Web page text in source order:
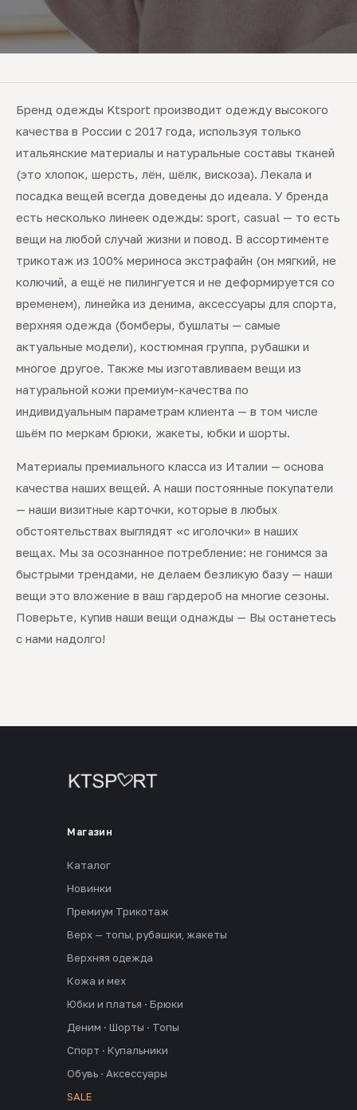
Бренд одежды Ktsport производит одежду высокого
качества в России с 2017 года, используя только
итальянские материалы и натуральные составы тканей
(это хлопок, шерсть, лён, шёлк, вискоза). Лекала и
посадка вещей всегда доведены до идеала. У бренда
есть несколько линеек одежды: sport, casual — то есть
вещи на любой случай жизни и повод. В ассортименте
трикотаж из 100% мериноса экстрафайн (он мягкий, не
колючий, а ещё не пилингуется и не деформируется со
временем), линейка из денима, аксессуары для спорта,
верхняя одежда (бомберы, бушлаты — самые
актуальные модели), костюмная группа, рубашки и
многое другое. Также мы изготавливаем вещи из
натуральной кожи премиум-качества по
индивидуальным параметрам клиента — в том числе
шьём по меркам брюки, жакеты, юбки и шорты.
Материалы премиального класса из Италии — основа
качества наших вещей. А наши постоянные покупатели
— наши визитные карточки, которые в любых
обстоятельствах выглядят «с иголочки» в наших
вещах. Мы за осознанное потребление: не гонимся за
быстрыми трендами, не делаем безликую базу — наши
вещи это вложение в ваш гардероб на многие сезоны.
Поверьте, купив наши вещи однажды — Вы останетесь
с нами надолго!
Магазин
Каталог
Новинки
Премиум Трикотаж
Верх — топы, рубашки, жакеты
Верхняя одежда
Кожа и мех
Юбки и платья · Брюки
Деним · Шорты · Топы
Спорт · Купальники
Обувь · Аксессуары
SALE